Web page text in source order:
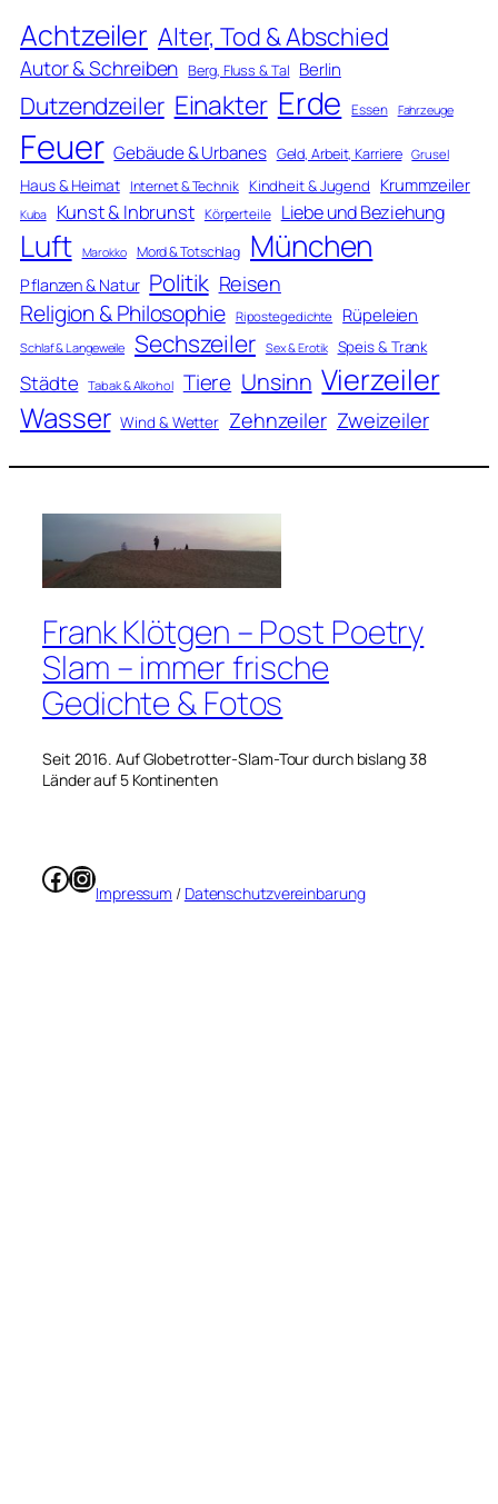
Achtzeiler Alter, Tod & Abschied
Autor & Schreiben Berg, Fluss & Tal Berlin
Dutzendzeiler Einakter Erde Essen Fahrzeuge
Feuer Gebäude & Urbanes Geld, Arbeit, Karriere Grusel
Haus & Heimat Internet & Technik Kindheit & Jugend Krummzeiler
Kuba Kunst & Inbrunst Körperteile Liebe und Beziehung
Luft Marokko Mord & Totschlag München
Pflanzen & Natur Politik Reisen
Religion & Philosophie Ripostegedichte Rüpeleien
Schlaf & Langeweile Sechszeiler Sex & Erotik Speis & Trank
Städte Tabak & Alkohol Tiere Unsinn Vierzeiler
Wasser Wind & Wetter Zehnzeiler Zweizeiler
Frank Klötgen – Post Poetry
Slam – immer frische
Gedichte & Fotos
Seit 2016. Auf Globetrotter-Slam-Tour durch bislang 38
Länder auf 5 Kontinenten
Facebook
Instagram
Impressum / Datenschutzvereinbarung